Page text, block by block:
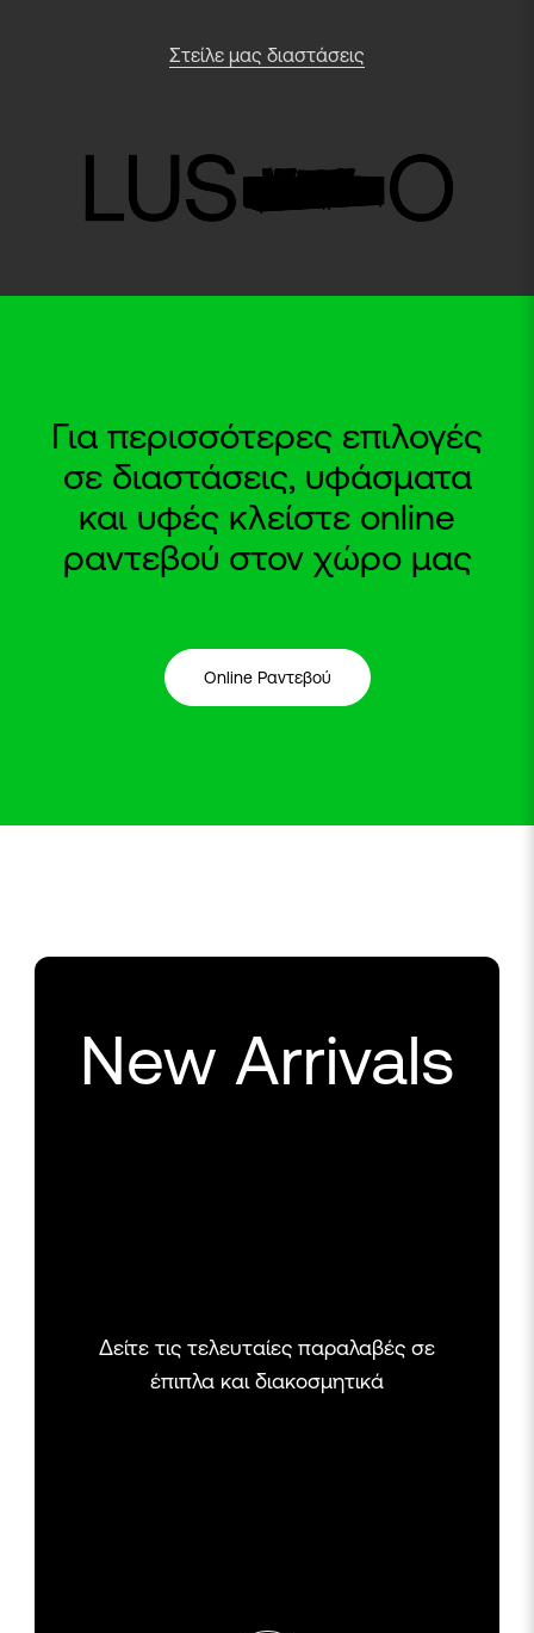
Στείλε μας διαστάσεις
Για περισσότερες επιλογές
σε διαστάσεις, υφάσματα
και υφές κλείστε online
ραντεβού στον χώρο μας
Online Ραντεβού
New Arrivals
Δείτε τις τελευταίες παραλαβές σε
έπιπλα και διακοσμητικά